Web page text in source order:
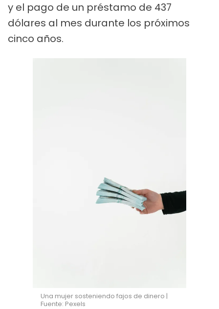
y el pago de un préstamo de 437
dólares al mes durante los próximos
cinco años.
Una mujer sosteniendo fajos de dinero |
Fuente: Pexels